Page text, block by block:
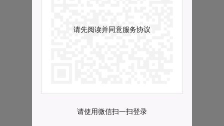
请先阅读并同意服务协议
请使用微信扫一扫登录